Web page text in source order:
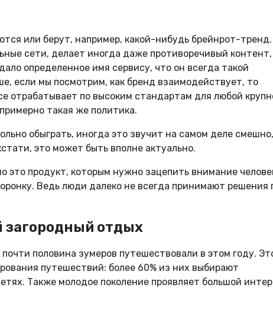
или берут, например, какой-нибудь брейнрот-
сети, делает иногда даже противоречивый контент,
определенное имя сервису, что он всегда такой
если мы посмотрим, как бренд взаимодействует, то
отрабатывает по высоким стандартам для любой
такая же политика.
обыграть, иногда это звучит на самом деле
это может быть вполне актуально.
это продукт, которым нужно зацепить внимание
Ведь люди далеко не всегда принимают решения
загородный отдых
половина зумеров путешествовали в этом году.
путешествий: более 60% из них выбирают
Также молодое поколение проявляет большой